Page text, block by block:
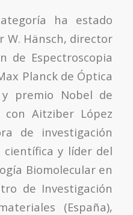
ha estado
W. Hänsch, director
de Espectroscopia
Planck de Óptica
y premio Nobel de
Aitziber López
de investigación
científica y líder del
Biomolecular en
de Investigación
(España),